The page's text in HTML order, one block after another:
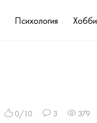
Психология Хобби
0/10 3 379